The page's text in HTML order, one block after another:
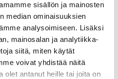
sisällön ja mainosten
median ominaisuuksien
analysoimiseen. Lisäksi
mainosalan ja analytiikka-
siitä, miten käytät
voivat yhdistää näitä
olet antanut heille tai joita on